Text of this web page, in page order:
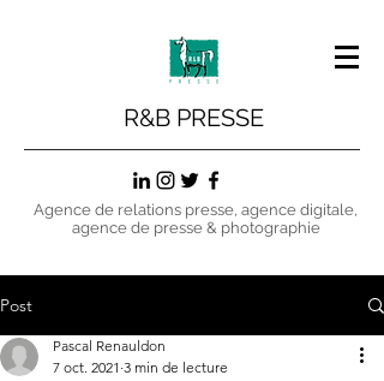
R&B PRESSE
Agence de relations presse, agence digitale,
agence de presse & photographie
Post
Pascal Renauldon
7 oct. 2021 3 min de lecture